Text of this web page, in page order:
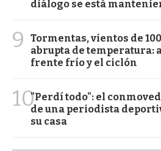
diálogo se está
9
Tormentas, vientos de
abrupta de temperatura:
frente frío y el ciclón
10"Perdí todo": el
de una periodista
su casa